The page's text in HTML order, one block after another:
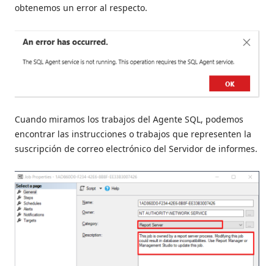
obtenemos un error al respecto.
Cuando miramos los trabajos del Agente SQL, podemos
encontrar las instrucciones o trabajos que representen la
suscripción de correo electrónico del Servidor de informes.